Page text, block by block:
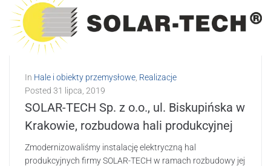
In Hale i obiekty przemysłowe Realizacje
Posted 31 lipca, 2019
SOLAR-TECH Sp. z o.o., ul. Biskupińska w
Krakowie, rozbudowa hali produkcyjnej
Zmodernizowaliśmy instalację elektryczną hal
produkcyjnych firmy SOLAR-TECH w ramach rozbudowy jej